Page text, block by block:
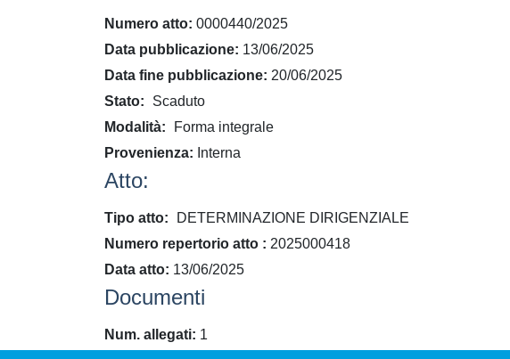
Numero atto 0000440/2025
Data pubblicazione 13/06/2025
Data fine pubblicazione 20/06/2025
Stato
Scaduto
Modalità
Forma integrale
Provenienza
Interna
Atto:
Tipo atto
DETERMINAZIONE DIRIGENZIALE
​Numero repertorio atto
2025000418
Data atto 13/06/2025
Documenti
Num. allegati 1